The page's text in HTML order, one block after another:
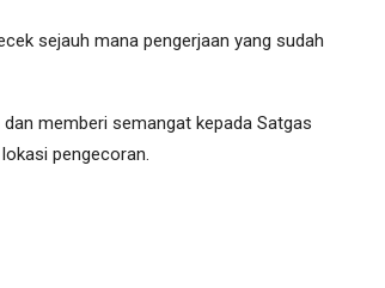
sejauh mana pengerjaan yang sudah
memberi semangat kepada Satgas
pengecoran.